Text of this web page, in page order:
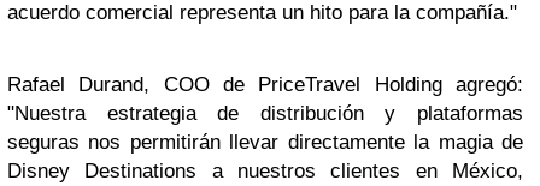
acuerdo comercial representa un hito para la compañía."
Rafael Durand, COO de PriceTravel Holding agregó:
"Nuestra estrategia de distribución y plataformas
seguras nos permitirán llevar directamente la magia de
Disney Destinations a nuestros clientes en México,